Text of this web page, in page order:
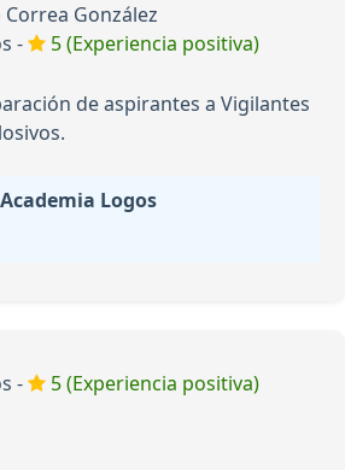
Correa González
-
5 (Experiencia positiva)
de aspirantes a Vigilantes
Academia Logos
-
5 (Experiencia positiva)